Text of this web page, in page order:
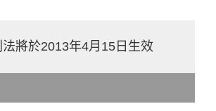
將於2013年4月15日生效